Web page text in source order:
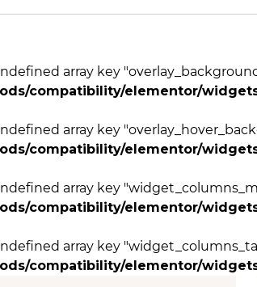
array key
compatibility/elementor/
array key
compatibility/elementor/
array key
compatibility/elementor/
array key
compatibility/elementor/